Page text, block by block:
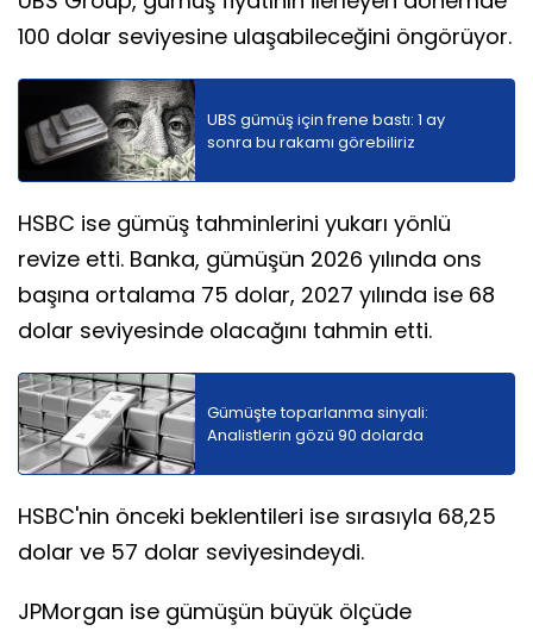
100 dolar seviyesine ulaşabileceğini öngörüyor.
UBS gümüş için frene bastı: 1 ay
sonra bu rakamı görebiliriz
HSBC ise gümüş tahminlerini yukarı yönlü
revize etti. Banka, gümüşün 2026 yılında ons
başına ortalama 75 dolar, 2027 yılında ise 68
dolar seviyesinde olacağını tahmin etti.
Gümüşte toparlanma sinyali:
Analistlerin gözü 90 dolarda
HSBC'nin önceki beklentileri ise sırasıyla 68,25
dolar ve 57 dolar seviyesindeydi.
JPMorgan ise gümüşün büyük ölçüde